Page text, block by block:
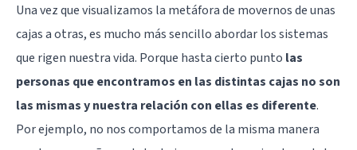
Una vez quevisualizamos la metáfora de movernos de unas
cajas a otras, es mucho más sencillo abordar los sistemas
que rigen nuestra vida. Porque hasta cierto punto las
personas que encontramos en las distintas cajas no son
las mismas y nuestra relación con ellas es diferente.
Por ejemplo, no nos comportamos de la misma manera